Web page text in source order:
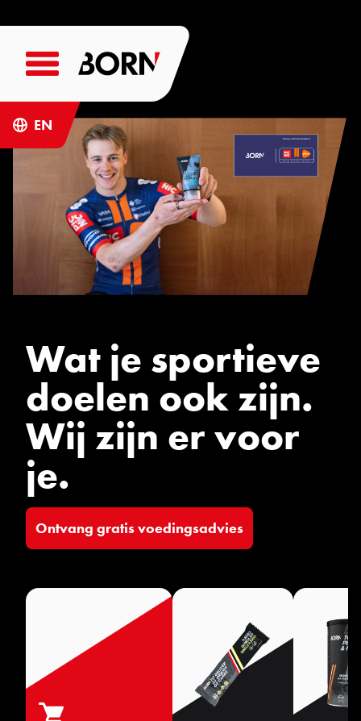
EN
Wat je sportieve
doelen ook zijn.
Wij zijn er voor
je.
Ontvang gratis voedingsadvies